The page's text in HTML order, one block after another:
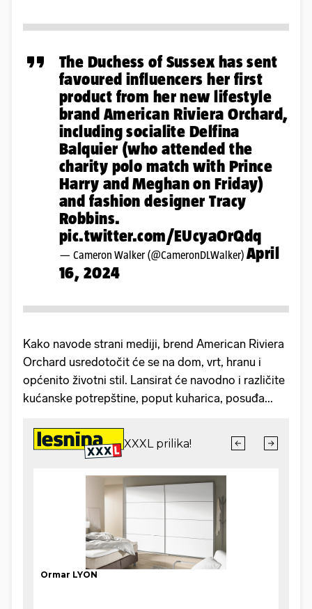
The Duchess of Sussex has sent
favoured influencers her first
product from her new lifestyle
brand American Riviera Orchard,
including socialite Delfina
Balquier (who attended the
charity polo match with Prince
Harry and Meghan on Friday)
and fashion designer Tracy
Robbins.
pic.twitter.com/EUcyaOrQdq
— Cameron Walker (@CameronDLWalker) April
16, 2024
Kako navode strani mediji, brend American Riviera
Orchard usredotočit će se na dom, vrt, hranu i
općenito životni stil. Lansirat će navodno i različite
kućanske potrepštine, poput kuharica, posuđa...